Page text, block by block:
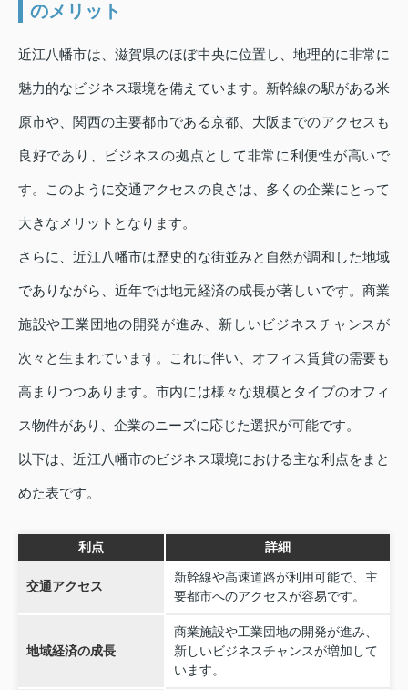
のメリット
近江八幡市は、滋賀県のほぼ中央に位置し、地理的に非常に
魅力的なビジネス環境を備えています。新幹線の駅がある米
原市や、関西の主要都市である京都、大阪までのアクセスも
良好であり、ビジネスの拠点として非常に利便性が高いで
す。このように交通アクセスの良さは、多くの企業にとって
大きなメリットとなります。
さらに、近江八幡市は歴史的な街並みと自然が調和した地域
でありながら、近年では地元経済の成長が著しいです。商業
施設や工業団地の開発が進み、新しいビジネスチャンスが
次々と生まれています。これに伴い、オフィス賃貸の需要も
高まりつつあります。市内には様々な規模とタイプのオフィ
ス物件があり、企業のニーズに応じた選択が可能です。
以下は、近江八幡市のビジネス環境における主な利点をまと
めた表です。
利点 詳細
交通アクセス
新幹線や高速道路が利用可能で、主
要都市へのアクセスが容易です。
地域経済の成長
商業施設や工業団地の開発が進み、
新しいビジネスチャンスが増加して
います。